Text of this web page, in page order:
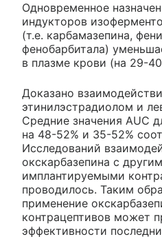
Одновременное
индукторов
(т.е. карбамазепина,
фенобарбитала)
в плазме крови (на 29-
Доказано
этинилэстрадиолом и
Средние значения AUC
на 48-52% и 35-52%
Исследований
окскарбазепина с
имплантируемыми
проводилось. Таким
применение
контрацептивов может
эффективности